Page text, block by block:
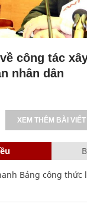
công tác
nhân dân
XEM THÊM BÀI VIẾT
Bảng công